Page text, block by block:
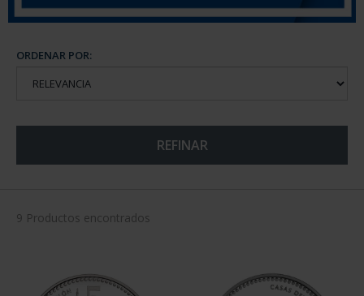
ORDENAR POR:
REFINAR
9 Productos encontrados